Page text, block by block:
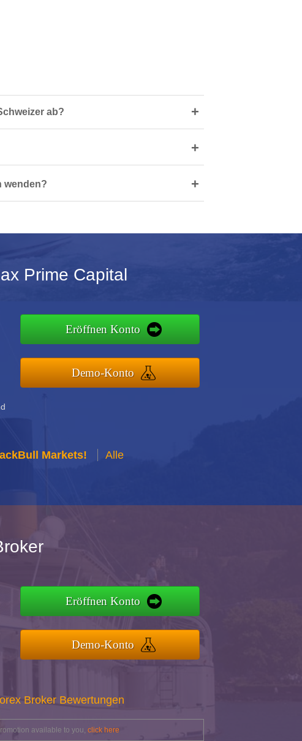
ab? +
+
wenden? +
Prime Capital
Eröffnen Konto
Demo-Konto
Markets!
Alle
Eröffnen Konto
Demo-Konto
Broker Bewertungen
available to you, click here